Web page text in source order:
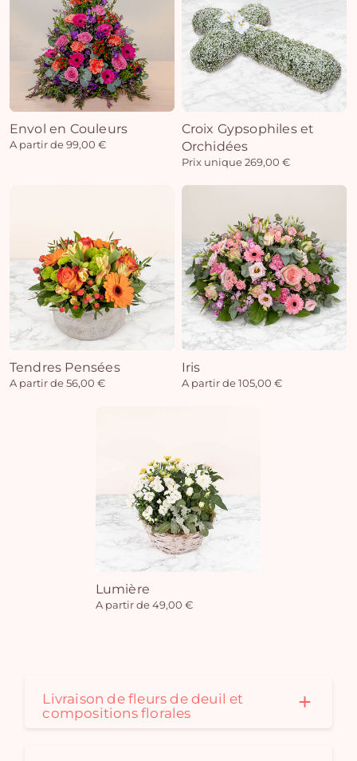
Envol en Couleurs
A partir de 99,00 €
Croix Gypsophiles et
Orchidées
Prix unique 269,00 €
Tendres Pensées
A partir de 56,00 €
Iris
A partir de 105,00 €
Lumière
A partir de 49,00 €
Livraison de fleurs de deuil et
compositions florales